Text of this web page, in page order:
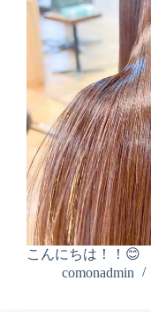
こんにちは！！😊
comonadmin